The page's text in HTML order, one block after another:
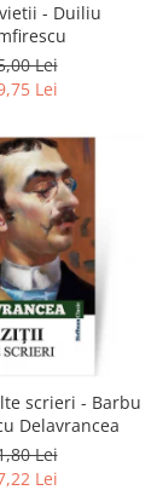
- Duiliu
Lei
Lei
scrieri - Barbu
Delavrancea
Lei
Lei